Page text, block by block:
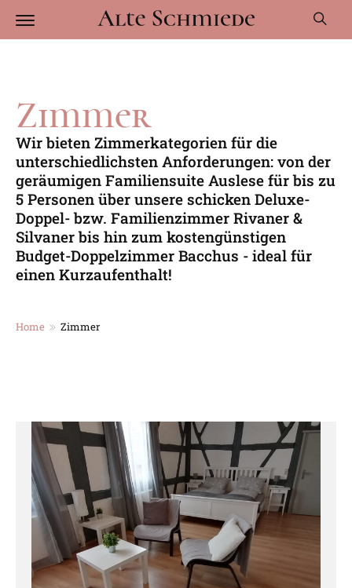
Zimmer
Wir bieten Zimmerkategorien für die
unterschiedlichsten Anforderungen: von der
geräumigen Familiensuite Auslese für bis zu
5 Personen über unsere schicken Deluxe-
Doppel- bzw. Familienzimmer Rivaner &
Silvaner bis hin zum kostengünstigen
Budget-Doppelzimmer Bacchus - ideal für
einen Kurzaufenthalt!
Home Zimmer